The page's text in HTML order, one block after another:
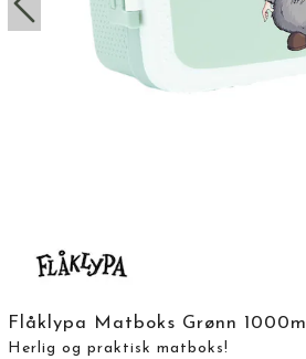
Flåklypa Matboks Grønn 1000ml
Herlig og praktisk matboks!